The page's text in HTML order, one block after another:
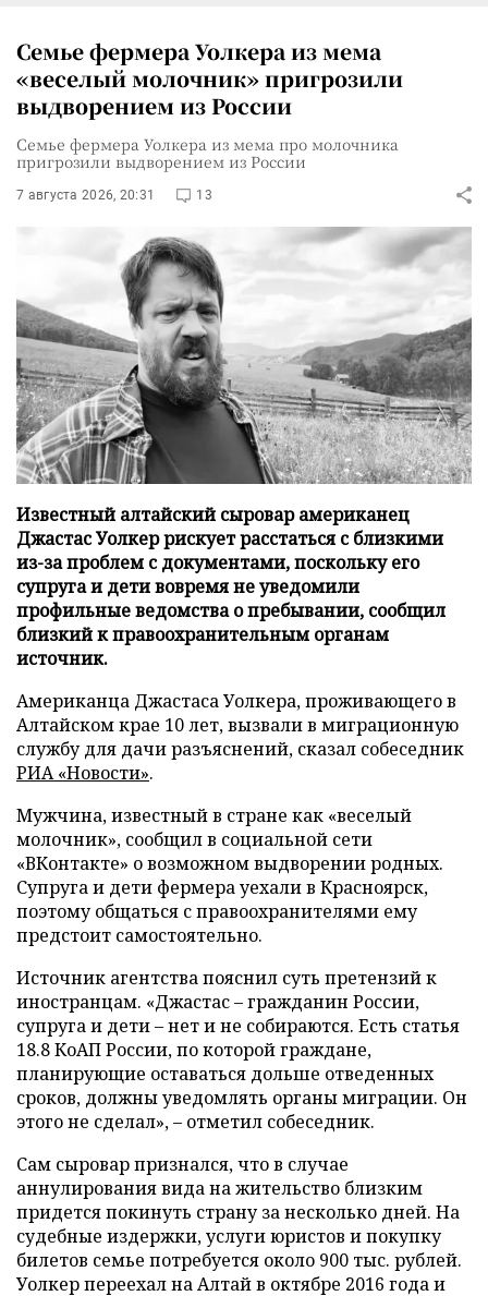
Семье фермера Уолкера из мема
«веселый молочник» пригрозили
выдворением из России
Семье фермера Уолкера из мема про молочника
пригрозили выдворением из России
7 августа 2026, 20:31 13
Известный алтайский сыровар американец
Джастас Уолкер рискует расстаться с близкими
из-за проблем с документами, поскольку его
супруга и дети вовремя не уведомили
профильные ведомства о пребывании, сообщил
близкий к правоохранительным органам
источник.
Американца Джастаса Уолкера, проживающего в
Алтайском крае 10 лет, вызвали в миграционную
службу для дачи разъяснений, сказал собеседник
РИА «Новости».
Мужчина, известный в стране как «веселый
молочник», сообщил в социальной сети
«ВКонтакте» о возможном выдворении родных.
Супруга и дети фермера уехали в Красноярск,
поэтому общаться с правоохранителями ему
предстоит самостоятельно.
Источник агентства пояснил суть претензий к
иностранцам. «Джастас – гражданин России,
супруга и дети – нет и не собираются. Есть статья
18.8 КоАП России, по которой граждане,
планирующие оставаться дольше отведенных
сроков, должны уведомлять органы миграции. Он
этого не сделал», – отметил собеседник.
Сам сыровар признался, что в случае
аннулирования вида на жительство близким
придется покинуть страну за несколько дней. На
судебные издержки, услуги юристов и покупку
билетов семье потребуется около 900 тыс. рублей.
Уолкер переехал на Алтай в октябре 2016 года и